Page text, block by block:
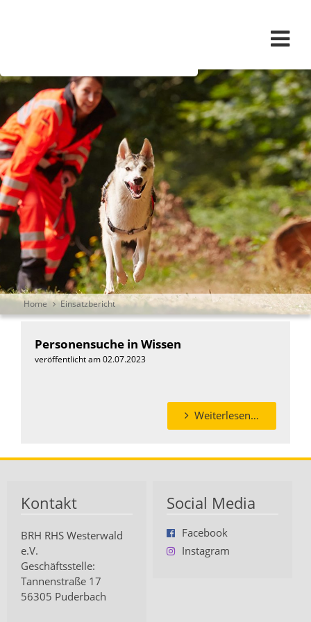
Home Einsatzbericht
Personensuche in Wissen
veröffentlicht am 02.07.2023
Weiterlesen…
Kontakt
BRH RHS Westerwald
e.V.
Geschäftsstelle:
Tannenstraße 17
56305 Puderbach
Social Media
Facebook
Instagram